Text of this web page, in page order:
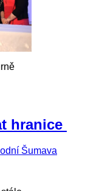
hranice
Šumava